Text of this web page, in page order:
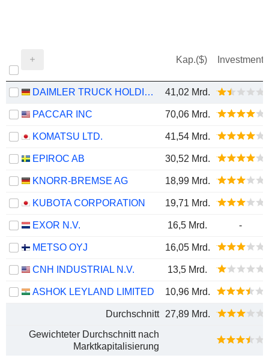
Kap.($) Investment
DAIMLER TRUCK HOLDING AG 41,02 Mrd.
PACCAR INC 70,06 Mrd.
KOMATSU LTD. 41,54 Mrd.
EPIROC AB 30,52 Mrd.
KNORR-BREMSE AG 18,99 Mrd.
KUBOTA CORPORATION 19,71 Mrd.
EXOR N.V. 16,5 Mrd. -
METSO OYJ 16,05 Mrd.
CNH INDUSTRIAL N.V. 13,5 Mrd.
ASHOK LEYLAND LIMITED 10,96 Mrd.
Durchschnitt
27,89 Mrd.
Gewichteter Durchschnitt nach
Marktkapitalisierung